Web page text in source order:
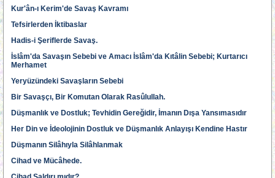
Kur'ân-ı Kerim'de Savaş Kavramı
Tefsirlerden İktibaslar
Hadis-i Şeriflerde Savaş.
İslâm'da Savaşın Sebebi ve Amacı İslâm'da Kıtâlin Sebebi; Kurtarıcı
Merhamet
Yeryüzündeki Savaşların Sebebi
Bir Savaşçı, Bir Komutan Olarak Rasûlullah.
Düşmanlık ve Dostluk; Tevhidin Gereğidir, İmanın Dışa Yansımasıdır
Her Din ve İdeolojinin Dostluk ve Düşmanlık Anlayışı Kendine Hastır
Düşmanın Silâhıyla Silâhlanmak
Cihad ve Mücâhede.